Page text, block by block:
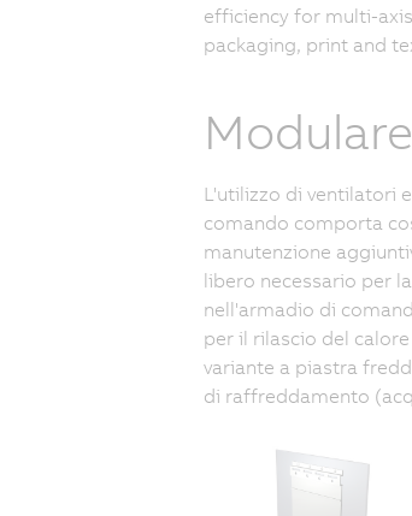
efficiency for multi-
packaging, print and
L'utilizzo di ventilatori
comando comporta
manutenzione
libero necessario per
nell'armadio di
per il rilascio del
variante a piastra
di raffreddamento